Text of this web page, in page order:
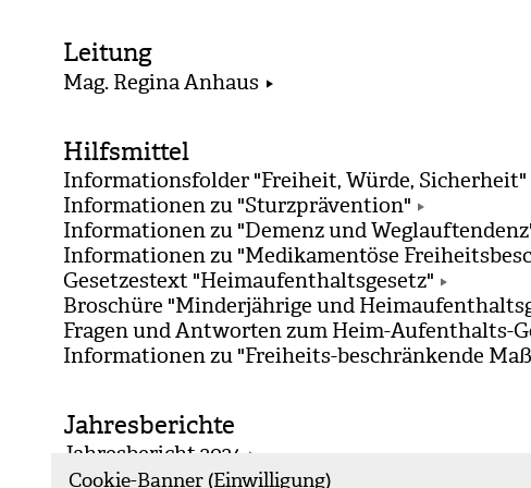
Cookie-Banner (Einwilligung)
Leitung
Mag. Regina Anhaus
Hilfsmittel
Informationsfolder "Freiheit, Würde, Sicherheit"
Informationen zu "Sturzprävention"
Informationen zu "Demenz und
Informationen zu "Medikamentöse
Gesetzestext "Heimaufenthaltsgesetz"
Broschüre "Minderjährige und
Fragen und Antworten zum Heim-Aufenthalts-
Informationen zu "Freiheits-beschränkende
Jahresberichte
Jahresbericht 2024
Jahresbericht 2023